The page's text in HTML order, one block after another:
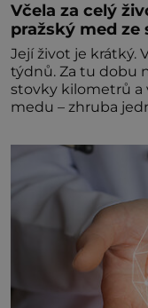
Včela za celý
pražský med
Její život je krátký.
týdnů. Za tu dobu
stovky kilometrů a
medu – zhruba
dalšími desítkami
vznikne jeden z